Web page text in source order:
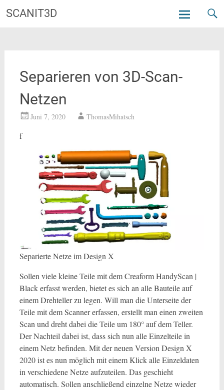
Inhalt
SCANIT3D
Separieren von 3D-Scan-
Netzen
Juni 7, 2020 ThomasMihatsch
f
Separierte Netze im Design X
Sollen viele kleine Teile mit dem Creaform HandyScan |
Black erfasst werden, bietet es sich an alle Bauteile auf
einem Drehteller zu legen. Will man die Unterseite der
Teile mit dem Scanner erfassen, erstellt man einen zweiten
Scan und dreht dabei die Teile um 180° auf dem Teller.
Der Nachteil dabei ist, dass sich nun alle Einzelteile in
einem Netz befinden. Mit der neuen Version Design X
2020 ist es nun möglich mit einem Klick alle Einzeldaten
in verschiedene Netze aufzuteilen. Das geschieht
automatisch. Sollen anschließend einzelne Netze wieder